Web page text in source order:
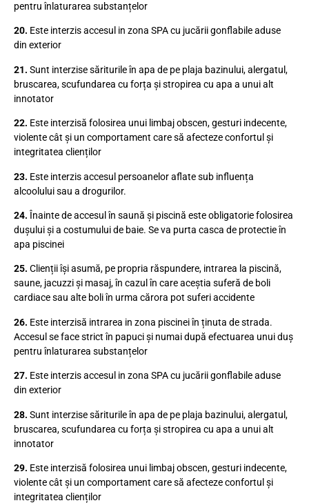
pentru înlaturarea substanțelor
20. Este interzis accesul in zona SPA cu jucării gonflabile aduse
din exterior
21. Sunt interzise săriturile în apa de pe plaja bazinului, alergatul,
bruscarea, scufundarea cu forța și stropirea cu apa a unui alt
innotator
22. Este interzisă folosirea unui limbaj obscen, gesturi indecente,
violente cât și un comportament care să afecteze confortul și
integritatea clienților
23. Este interzis accesul persoanelor aflate sub influența
alcoolului sau a drogurilor.
24. Înainte de accesul în saună și piscină este obligatorie folosirea
dușului și a costumului de baie. Se va purta casca de protectie în
apa piscinei
25. Clienții își asumă, pe propria răspundere, intrarea la piscină,
saune, jacuzzi și masaj, în cazul în care aceștia suferă de boli
cardiace sau alte boli în urma cărora pot suferi accidente
26. Este interzisă intrarea in zona piscinei în ținuta de strada.
Accesul se face strict în papuci și numai după efectuarea unui duș
pentru înlaturarea substanțelor
27. Este interzis accesul in zona SPA cu jucării gonflabile aduse
din exterior
28. Sunt interzise săriturile în apa de pe plaja bazinului, alergatul,
bruscarea, scufundarea cu forța și stropirea cu apa a unui alt
innotator
29. Este interzisă folosirea unui limbaj obscen, gesturi indecente,
violente cât și un comportament care să afecteze confortul și
integritatea clienților